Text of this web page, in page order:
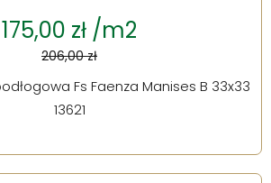
175,00 zł /m2
206,00 zł
Fs Faenza Manises B 33x33
13621